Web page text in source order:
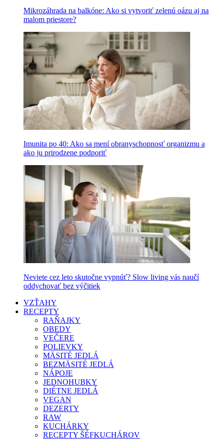
Mikrozáhrada na balkóne: Ako si vytvoriť zelenú oázu aj na
malom priestore?
Imunita po 40: Ako sa mení obranyschopnosť organizmu a
ako ju prirodzene podporiť
Neviete cez leto skutočne vypnúť? Slow living vás naučí
oddychovať bez výčitiek
VZŤAHY
RECEPTY
RAŇAJKY
OBEDY
VEČERE
POLIEVKY
MÄSITÉ JEDLÁ
BEZMÄSITÉ JEDLÁ
NÁPOJE
JEDNOHUBKY
DIÉTNE JEDLÁ
VEGAN
DEZERTY
RAW
KUCHÁRKY
RECEPTY ŠÉFKUCHÁROV